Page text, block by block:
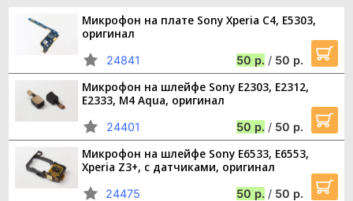
Микрофон на плате Sony Xperia C4, E5303,
оригинал
24841 50 / 50
Микрофон на шлейфе Sony E2303, E2312,
E2333, M4 Aqua, оригинал
24401 50 / 50
Микрофон на шлейфе Sony E6533, E6553,
Xperia Z3+, с датчиками, оригинал
24475 50 / 50